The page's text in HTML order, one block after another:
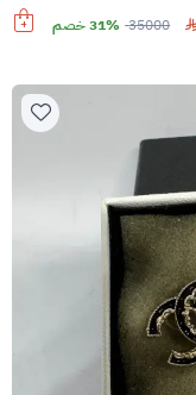
35000 31% خصم